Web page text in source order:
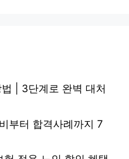
| 3단계로 완벽 대처
부터 합격사례까지 7